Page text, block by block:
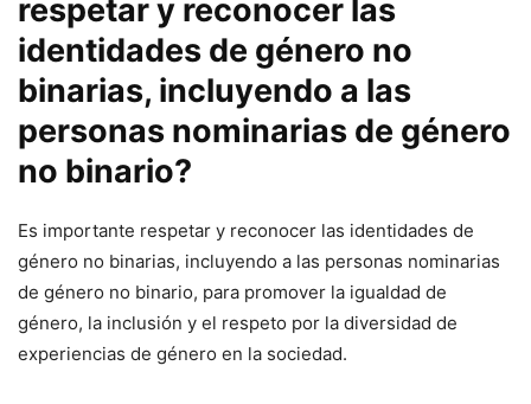
respetar y reconocer las
identidades de género no
binarias, incluyendo a las
personas nominarias de género
no binario?
Es importante respetar y reconocer las identidades de
género no binarias, incluyendo a las personas nominarias
de género no binario, para promover la igualdad de
género, la inclusión y el respeto por la diversidad de
experiencias de género en la sociedad.